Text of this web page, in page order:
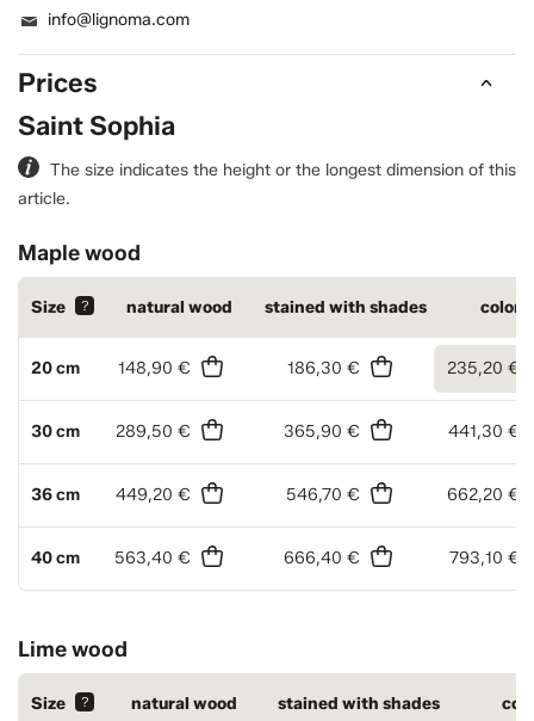
Prices
Saint Sophia
The size indicates the height or the longest dimension of this
article.
Maple wood
Size ? natural wood stained with shades
20 cm 148,90 € 186,30 € 235,20 €
30 cm 289,50 € 365,90 € 441,30 €
36 cm 449,20 € 546,70 € 662,20 €
40 cm 563,40 € 666,40 € 793,10 €
Lime wood
Size ? natural wood stained with shades
info@lignoma.com